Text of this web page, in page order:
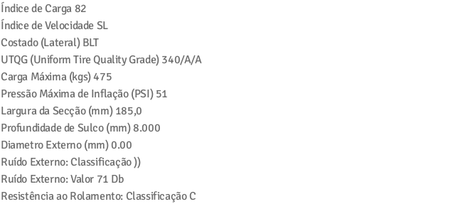
Índice de Carga 82
Índice de Velocidade SL
Costado (Lateral) BLT
UTQG (Uniform Tire Quality Grade) 340/A/A
Carga Máxima (kgs)475
Pressão Máxima de Inflação (PSI) 51
Largura da Secção (mm) 185,0
Profundidade de Sulco (mm)8.000
Diametro Externo (mm)0.00
Ruído Externo: Classificação))
Ruído Externo: Valor 71 Db
Resistência ao Rolamento: ClassificaçãoC